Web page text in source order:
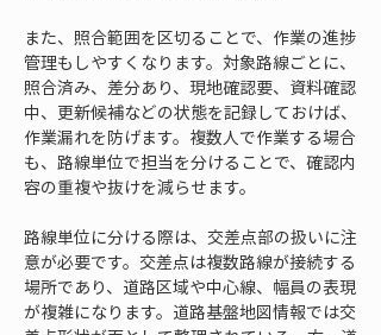
また、照合範囲を区切ることで、作業の進捗
管理もしやすくなります。対象路線ごとに、
照合済み、差分あり、現地確認要、資料確認
中、更新候補などの状態を記録しておけば、
作業漏れを防げます。複数人で作業する場合
も、路線単位で担当を分けることで、確認内
容の重複や抜けを減らせます。
路線単位に分ける際は、交差点部の扱いに注
意が必要です。交差点は複数路線が接続する
場所であり、道路区域や中心線、幅員の表現
が複雑になります。道路基盤地図情報では交